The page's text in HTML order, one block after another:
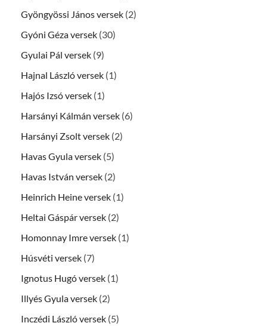
Gyöngyössi János versek (2)
Gyóni Géza versek (30)
Gyulai Pál versek (9)
Hajnal László versek (1)
Hajós Izsó versek (1)
Harsányi Kálmán versek (6)
Harsányi Zsolt versek (2)
Havas Gyula versek (5)
Havas István versek (2)
Heinrich Heine versek (1)
Heltai Gáspár versek (2)
Homonnay Imre versek (1)
Húsvéti versek (7)
Ignotus Hugó versek (1)
Illyés Gyula versek (2)
Inczédi László versek (5)